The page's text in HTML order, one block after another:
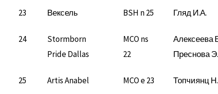
23 Вексель BSH n 25 Гляд И.А.
24
Stormborn
Pride Dallas
MCO ns
22
Алексеева
Преснова Э.
25 Artis Anabel MCO e 23 Топчиянц